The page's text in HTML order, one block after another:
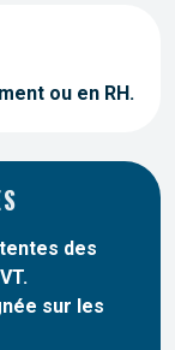
ou en RH.
des
sur les